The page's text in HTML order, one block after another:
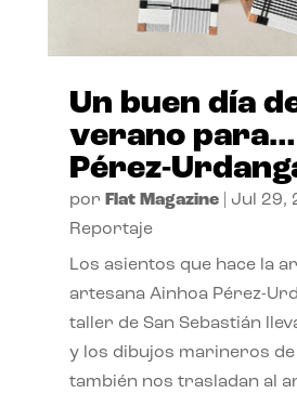
Un buen día
verano
Pérez-
por Flat Magazine| Jul 29,
Reportaje
Los asientos que hace la
artesana Ainhoa Pérez-
taller de San Sebastián
y los dibujos marineros
también nos trasladan al